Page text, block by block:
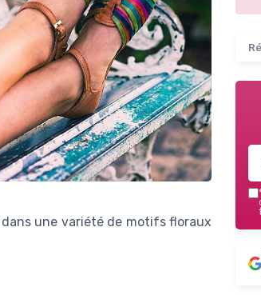
une variété de motifs floraux